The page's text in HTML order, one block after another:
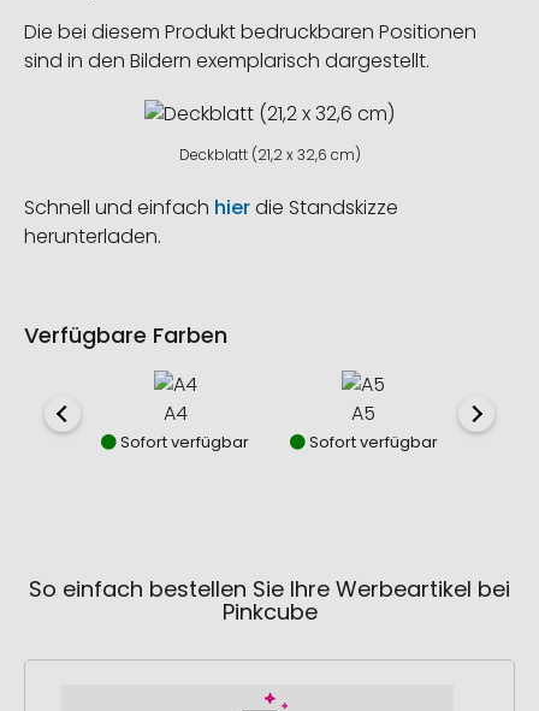
Die bei diesem Produkt bedruckbaren Positionen
sind in den Bildern exemplarisch dargestellt.
Deckblatt (21,2 x 32,6 cm)
Schnell und einfach hierdie Standskizze
herunterladen.
Verfügbare Farben
A4
Sofort verfügbar
A5
Sofort verfügbar
So einfach bestellen Sie Ihre Werbeartikel bei
Pinkcube